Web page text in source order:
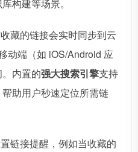
构建等场景。
收藏的链接会实时同步到云
动端（如 iOS/Android 应
内置的强大搜索引擎支持
助用户秒速定位所需链
链接提醒，例如当收藏的